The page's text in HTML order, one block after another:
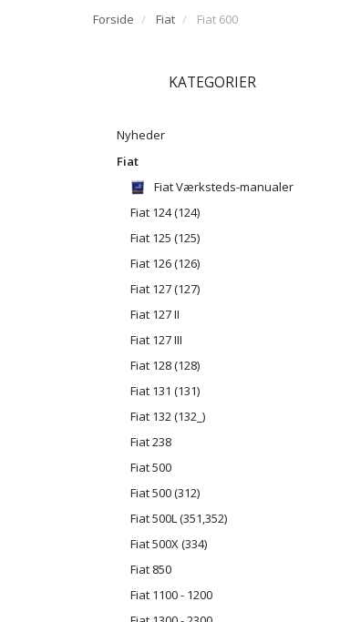
Forside Fiat Fiat 600
KATEGORIER
Nyheder
Fiat
Fiat Værksteds-manualer
Fiat 124 (124)
Fiat 125 (125)
Fiat 126 (126)
Fiat 127 (127)
Fiat 127 II
Fiat 127 III
Fiat 128 (128)
Fiat 131 (131)
Fiat 132 (132_)
Fiat 238
Fiat 500
Fiat 500 (312)
Fiat 500L (351,352)
Fiat 500X (334)
Fiat 850
Fiat 1100 - 1200